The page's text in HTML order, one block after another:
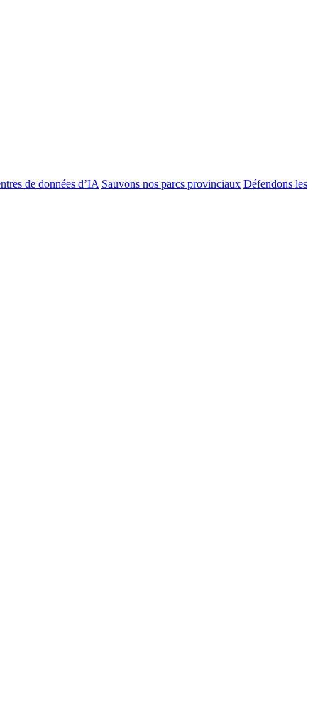
de données d’IA Sauvons nos parcs provinciaux Défendons les